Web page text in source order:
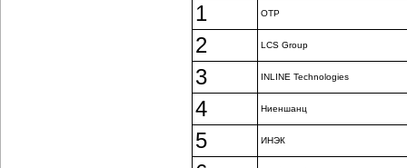
1 ОТР
2 LCS Group
3 INLINE Technologies
4 Ниеншанц
5 ИНЭК